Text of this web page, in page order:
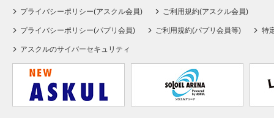
プライバシーポリシー(アスクル会員) ご利用規約(アスクル会員)
プライバシーポリシー(パプリ会員) ご利用規約(パプリ会員等) 特
アスクルのサイバーセキュリティ